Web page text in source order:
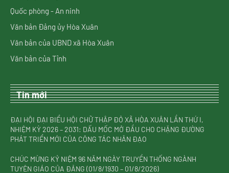
Quốc phòng - An ninh
Văn bản Đảng ủy Hòa Xuân
Văn bản của UBND xã Hòa Xuân
Văn bản của Tỉnh
Tin mới
ĐẠI HỘI ĐẠI BIỂU HỘI CHỮ THẬP ĐỎ XÃ HÒA XUÂN LẦN THỨ I,
NHIỆM KỲ 2026 – 2031: DẤU MỐC MỞ ĐẦU CHO CHẶNG ĐƯỜNG
PHÁT TRIỂN MỚI CỦA CÔNG TÁC NHÂN ĐẠO
CHÚC MỪNG KỶ NIỆM 96 NĂM NGÀY TRUYỀN THỐNG NGÀNH
TUYÊN GIÁO CỦA ĐẢNG (01/8/1930 – 01/8/2026)